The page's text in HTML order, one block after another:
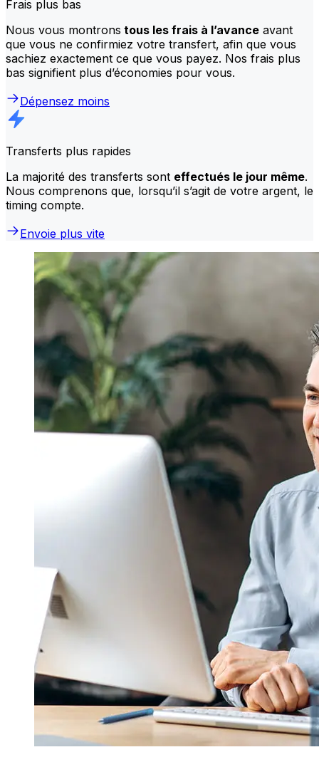
Frais plus bas
Nous vous montrons tous les frais à l’avance avant
que vous ne confirmiez votre transfert, afin que vous
sachiez exactement ce que vous payez. Nos frais plus
bas signifient plus d’économies pour vous.
Dépensez moins
Transferts plus rapides
La majorité des transferts sont effectués le jour même.
Nous comprenons que, lorsqu’il s’agit de votre argent, le
timing compte.
Envoie plus vite